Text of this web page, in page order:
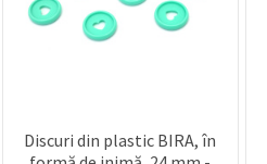
Discuri din plastic BIRA, în